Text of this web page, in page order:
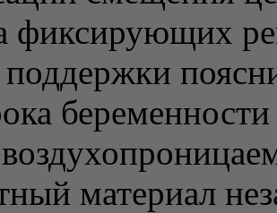
фиксирующих
поддержки
беременности
материал